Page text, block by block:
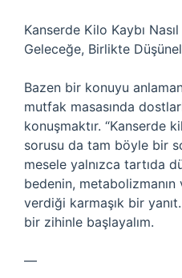
Kanserde Kilo Kaybı
Geleceğe, Birlikte
Bazen bir konuyu
mutfak masasında
konuşmaktır. “Kanserde
sorusu da tam böyle bir
mesele yalnızca tartıda
bedenin,
verdiği karmaşık bir
bir zihinle başlayalım.
—